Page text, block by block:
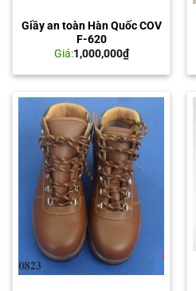
Giầy an toàn Hàn Quốc COV
F-620
Giá:1,000,000₫